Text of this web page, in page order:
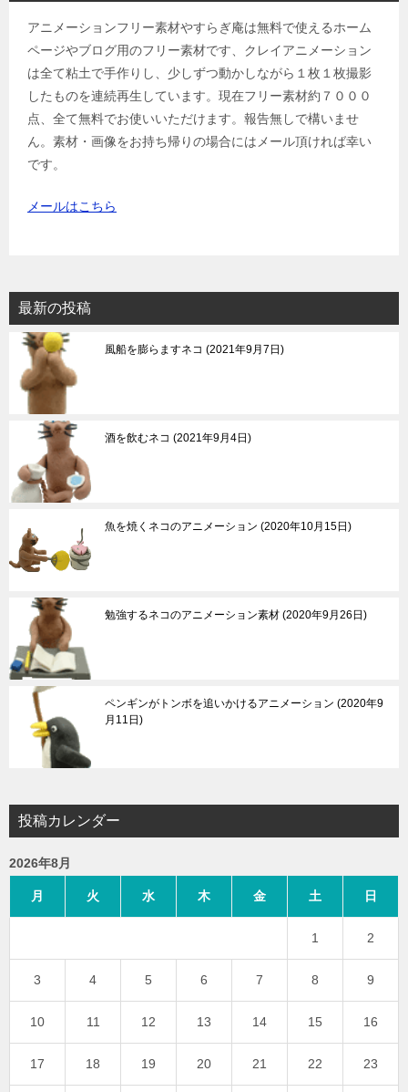
アニメーションフリー素材やすらぎ庵は無料で使えるホーム
ページやブログ用のフリー素材です、クレイアニメーション
は全て粘土で手作りし、少しずつ動かしながら１枚１枚撮影
したものを連続再生しています。現在フリー素材約７０００
点、全て無料でお使いいただけます。報告無しで構いませ
ん。素材・画像をお持ち帰りの場合にはメール頂ければ幸い
です。
メールはこちら
最新の投稿
風船を膨らますネコ 2021年9月7日
酒を飲むネコ 2021年9月4日
魚を焼くネコのアニメーション 2020年10月15日
勉強するネコのアニメーション素材 2020年9月26日
ペンギンがトンボを追いかけるアニメーション 2020年9
月11日
投稿カレンダー
2026年8月
月 火 水 木 金 土 日
1 2
3 4 5 6 7 8 9
10 11 12 13 14 15 16
17 18 19 20 21 22 23